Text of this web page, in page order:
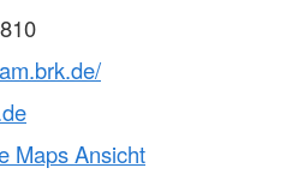
Maps Ansicht